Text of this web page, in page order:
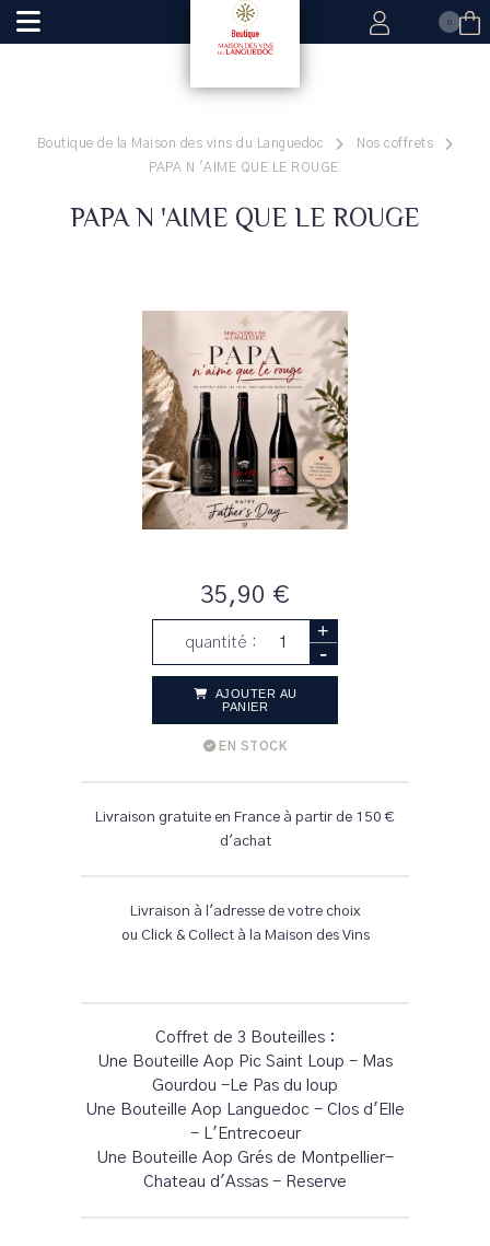
0
Boutique de la Maison des vins du Languedoc
Nos coffrets
PAPA N 'AIME QUE LE ROUGE
PAPA N 'AIME QUE LE ROUGE
35,90 €
quantité : +
-
AJOUTER AU
PANIER
EN STOCK
Livraison gratuite en France à partir de 150 €
d'achat
Livraison à l'adresse de votre choix
ou Click & Collect à la Maison des Vins
Coffret de 3 Bouteilles :
Une Bouteille Aop Pic Saint Loup - Mas
Gourdou -Le Pas du loup
Une Bouteille Aop Languedoc - Clos d'Elle
- L'Entrecoeur
Une Bouteille Aop Grés de Montpellier-
Chateau d'Assas - Reserve